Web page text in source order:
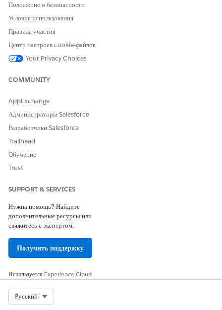
ЭТА СТАТЬЯ РЕШИЛА ВАШУ ПРОБЛЕМУ?
Оставьте свой отзыв, чтобы мы могли стать лучше!
Положение о безопасности
Условия использования
Правила участия
Центр настроек cookie-файлов
Your Privacy Choices
COMMUNITY
AppExchange
Администраторы Salesforce
Разработчики Salesforce
Trailhead
Обучение
Trust
SUPPORT & SERVICES
Нужна помощь? Найдите
дополнительные ресурсы или
свяжитесь с экспертом.
Получить поддержку
Используется Experience Cloud
Русский